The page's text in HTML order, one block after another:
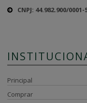
CNPJ: 44.982.900/0001-
Principal
Comprar